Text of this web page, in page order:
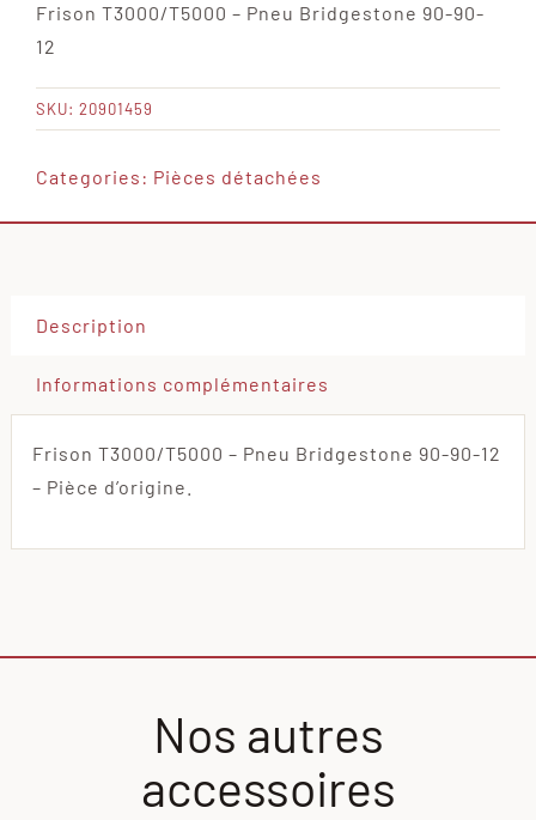
-
Bridgestone
90-
Frison T3000/T5000 – Pneu Bridgestone 90-90-
12
SKU: 20901459
Categories: Pièces détachées
Description
Informations complémentaires
Frison T3000/T5000 – Pneu Bridgestone 90-90-12
– Pièce d’origine.
Nos autres
accessoires